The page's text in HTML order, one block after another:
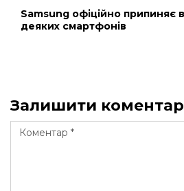
Samsung офіційно припиняє
деяких смартфонів
Залишити коментар